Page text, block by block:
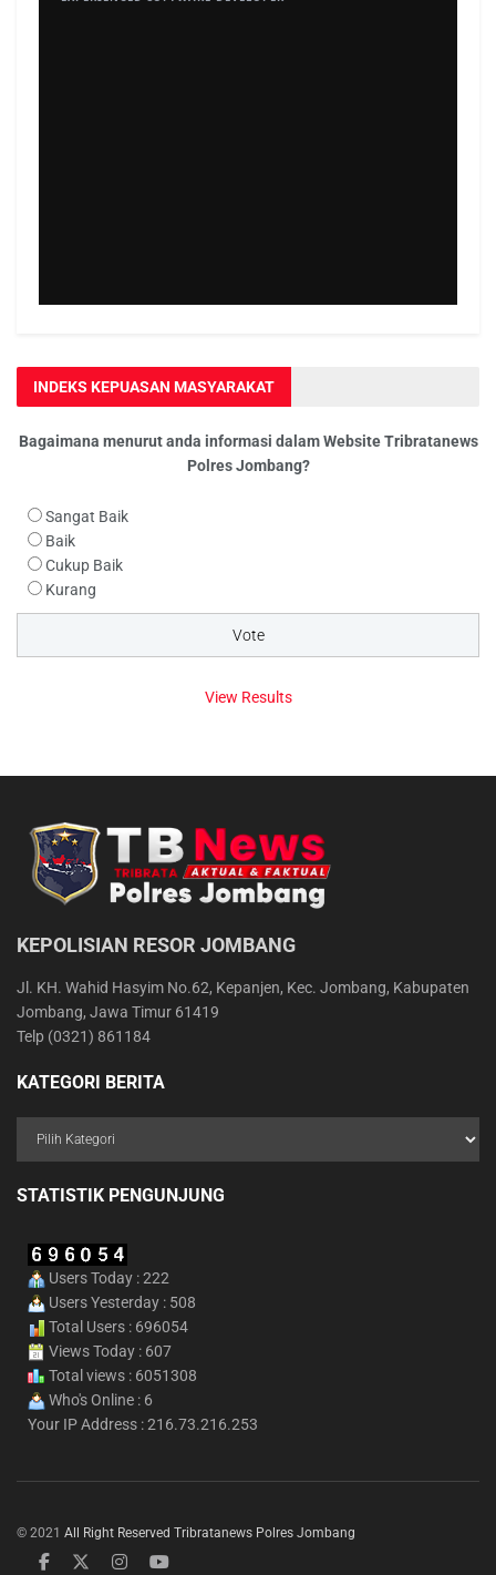
INDEKS KEPUASAN MASYARAKAT
Bagaimana menurut anda informasi dalam Website Tribratanews
Polres Jombang?
Sangat Baik
Baik
Cukup Baik
Kurang
View Results
KEPOLISIAN RESOR JOMBANG
Jl. KH. Wahid Hasyim No.62, Kepanjen, Kec. Jombang, Kabupaten
Jombang, Jawa Timur 61419
Telp (0321) 861184
KATEGORI BERITA
STATISTIK PENGUNJUNG
Users Today : 222
Users Yesterday : 508
Total Users : 696054
Views Today : 607
Total views : 6051308
Who's Online : 6
Your IP Address : 216.73.216.253
© 2021 All Right Reserved Tribratanews Polres Jombang